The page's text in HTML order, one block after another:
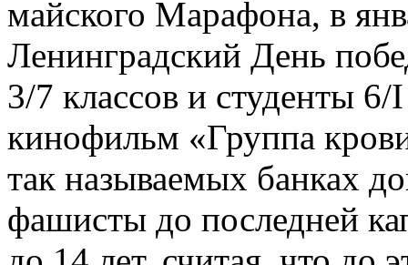
майского Марафона, в
Ленинградский День
3/7 классов и студенты
кинофильм «Группа
так называемых банках
фашисты до последней